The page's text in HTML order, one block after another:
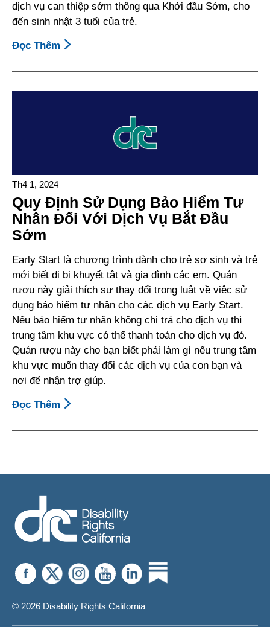
dịch vụ can thiệp sớm thông qua Khởi đầu Sớm, cho
đến sinh nhật 3 tuổi của trẻ.
Đọc Thêm About
Chí
Điều
Khởi
Đầu
Sớm
Th4 1, 2024
Quy Định Sử Dụng Bảo Hiểm Tư
Nhân Đối Với Dịch Vụ Bắt Đầu
Sớm
Early Start là chương trình dành cho trẻ sơ sinh và trẻ
mới biết đi bị khuyết tật và gia đình các em. Quán
rượu này giải thích sự thay đổi trong luật về việc sử
dụng bảo hiểm tư nhân cho các dịch vụ Early Start.
Nếu bảo hiểm tư nhân không chi trả cho dịch vụ thì
trung tâm khu vực có thể thanh toán cho dịch vụ đó.
Quán rượu này cho bạn biết phải làm gì nếu trung tâm
khu vực muốn thay đổi các dịch vụ của con bạn và
nơi để nhận trợ giúp.
Đọc Thêm About
Định
Tư
Nhân
Đối
Dịch
Vụ
Bắt
© 2026 Disability Rights California